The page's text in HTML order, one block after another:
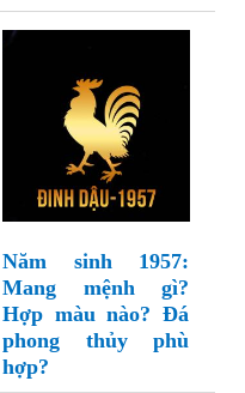
Năm sinh 1957:
Mang mệnh gì?
Hợp màu nào? Đá
phong thủy phù
hợp?